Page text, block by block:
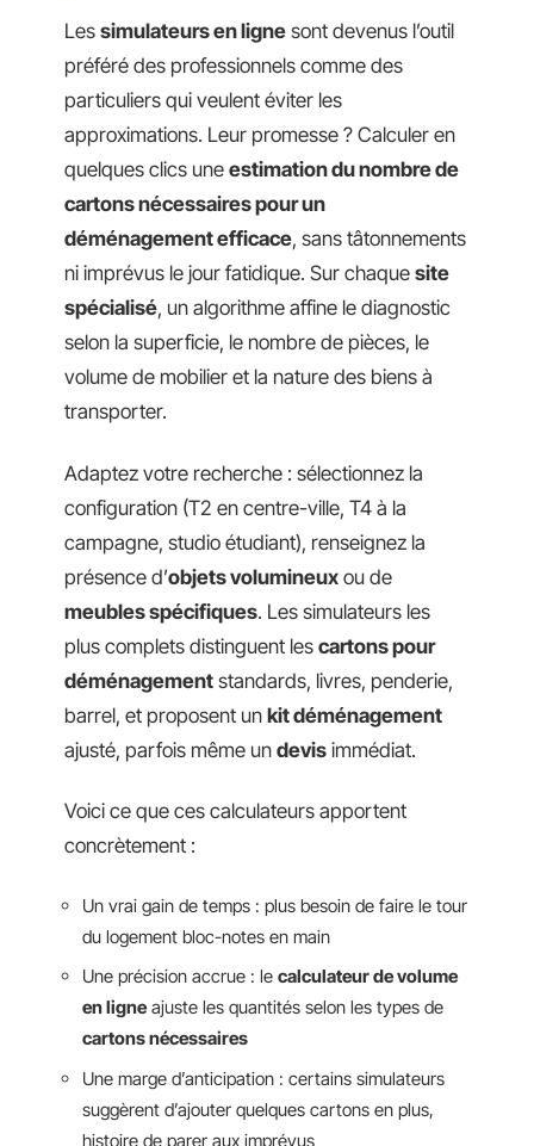
Les simulateurs en ligne sont devenus l’outil
préféré des professionnels comme des
particuliers qui veulent éviter les
approximations. Leur promesse ? Calculer en
quelques clics une estimation du nombre de
cartons nécessaires pour un
déménagement efficace, sans tâtonnements
ni imprévus le jour fatidique. Sur chaque site
spécialisé, un algorithme affine le diagnostic
selon la superficie, le nombre de pièces, le
volume de mobilier et la nature des biens à
transporter.
Adaptez votre recherche : sélectionnez la
configuration (T2 en centre-ville, T4 à la
campagne, studio étudiant), renseignez la
présence d’objets volumineux ou de
meubles spécifiques. Les simulateurs les
plus complets distinguent les cartons pour
déménagement standards, livres, penderie,
barrel, et proposent un kit déménagement
ajusté, parfois même un devis immédiat.
Voici ce que ces calculateurs apportent
concrètement :
Un vrai gain de temps : plus besoin de faire le tour
du logement bloc-notes en main
Une précision accrue : le calculateur de volume
en ligne ajuste les quantités selon les types de
cartons nécessaires
Une marge d’anticipation : certains simulateurs
suggèrent d’ajouter quelques cartons en plus,
histoire de parer aux imprévus